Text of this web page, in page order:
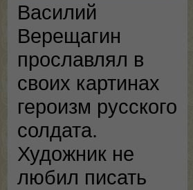
Василий
Верещагин
прославлял в
своих картинах
героизм русского
солдата.
Художник не
любил писать